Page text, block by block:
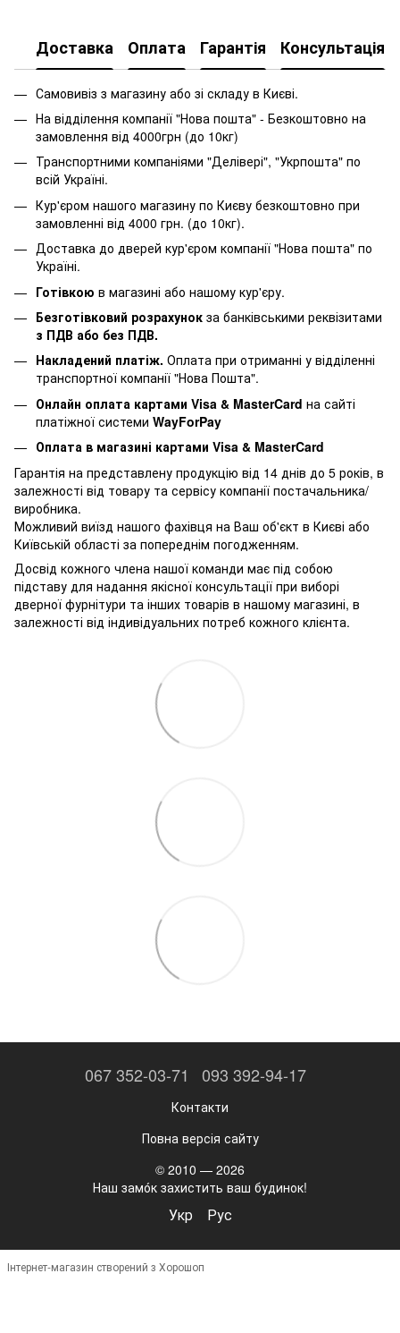
Доставка Оплата Гарантія Консультація
Самовивіз з магазину або зі складу в Києві.
На відділення компанії "Нова пошта" - Безкоштовно на
замовлення від 4000грн (до 10кг)
Транспортними компаніями "Делівері", "Укрпошта" по
всій Україні.
Кур'єром нашого магазину по Києву безкоштовно при
замовленні від 4000 грн. (до 10кг).
Доставка до дверей кур'єром компанії "Нова пошта" по
Україні.
Готівкою в магазині або нашому кур'єру.
Безготівковий розрахунок за банківськими реквізитами
з ПДВ або без ПДВ.
Накладений платіж. Оплата при отриманні у відділенні
транспортної компанії "Нова Пошта".
Онлайн оплата картами Visa & MasterCard на сайті
платіжної системи WayForPay
Оплата в магазині картами Visa & MasterCard
Гарантія на представлену продукцію від 14 днів до 5 років, в
залежності від товару та сервісу компанії постачальника/
виробника.
Можливий виїзд нашого фахівця на Ваш об'єкт в Києві або
Київській області за попереднім погодженням.
Досвід кожного члена нашої команди має під собою
підставу для надання якісної консультації при виборі
дверної фурнітури та інших товарів в нашому магазині, в
залежності від індивідуальних потреб кожного клієнта.
067 352-03-71 093 392-94-17
Контакти
Повна версія сайту
© 2010 — 2026
Наш замо́к захистить ваш будинок!
Укр Рус
Інтернет-магазин створений з Хорошоп